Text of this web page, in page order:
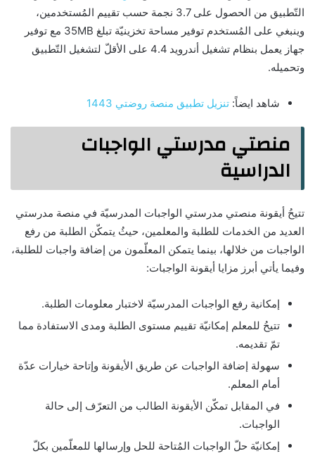
التّطبيق من الحصول على 3.7 نجمة حسب تقييم المُستخدمين،
وينبغي على المُستخدم توفير مساحة تخزينيّة تبلغ 35MB مع توفير
جهاز يعمل بنظام تشغيل أندرويد 4.4 على الأقلّ لتشغيل التّطبيق
وتحميله.
شاهد ايضاً: تنزيل تطبيق منصة روضتي 1443
منصتي مدرستي الواجبات
الدراسية
تتيحُ أيقونة منصتي مدرستي الواجبات المدرسيّة في منصة مدرستي
العديد من الخدمات للطلبة والمعلمين، حيثُ يتمكّن الطلبة من رفع
الواجبات من خلالها، بينما يتمكن المعلّمون من إضافة واجبات للطلبة،
وفيما يأتي أبرز مزايا أيقونة الواجبات:
إمكانية رفع الواجبات المدرسيّة لاختبار معلومات الطلبة.
تتيحُ للمعلم إمكانيّة تقييم مستوى الطلبة ومدى الاستفادة مما
تمّ تقديمه.
سهولة إضافة الواجبات عن طريق الأيقونة وإتاحة خيارات عدّة
أمام المعلم.
في المقابل تمكّن الأيقونة الطالب من التعرّف إلى حالة
الواجبات.
إمكانيّة حلّ الواجبات المُتاحة للحل وإرسالها للمعلّمين بكلّ